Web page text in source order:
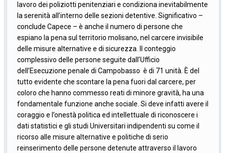
lavoro dei poliziotti penitenziari e condiziona inevitabilmente
la serenità all’interno delle sezioni detentive. Significativo –
conclude Capece – è anche il numero di persone che
espiano la pena sul territorio molisano, nel carcere invisibile
delle misure alternative e di sicurezza. Il conteggio
complessivo delle persone seguite dall’Ufficio
dell’Esecuzione penale di Campobasso è di 71 unità. È del
tutto evidente che scontare la pena fuori dal carcere, per
coloro che hanno commesso reati di minore gravità, ha una
fondamentale funzione anche sociale. Si deve infatti avere il
coraggio e l’onestà politica ed intellettuale di riconoscere i
dati statistici e gli studi Universitari indipendenti su come il
ricorso alle misure alternative e politiche di serio
reinserimento delle persone detenute attraverso il lavoro